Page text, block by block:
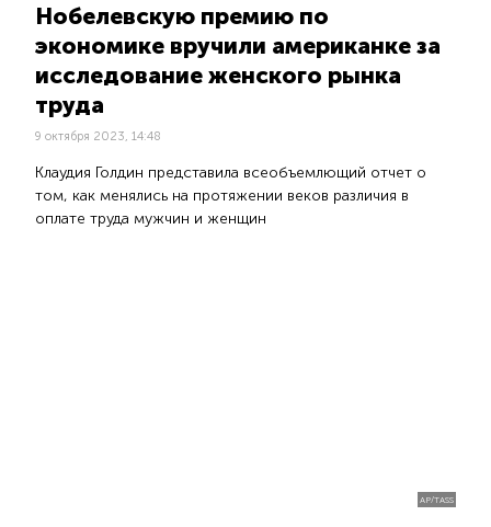
Нобелевскую премию по
экономике вручили американке за
исследование женского рынка
труда
9 октября 2023, 14:48
Клаудия Голдин представила всеобъемлющий отчет о
том, как менялись на протяжении веков различия в
оплате труда мужчин и женщин
AP/TASS